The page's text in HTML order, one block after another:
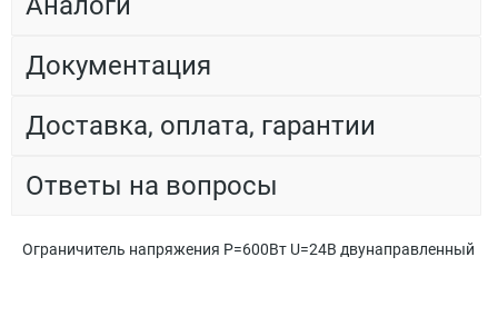
Документация
Доставка, оплата, гарантии
Ответы на вопросы
Ограничитель напряжения Р=600Вт U=24В двунаправленный